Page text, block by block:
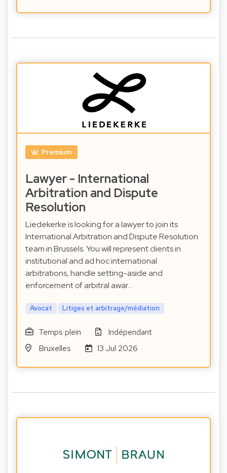
Premium
Lawyer - International
Arbitration and Dispute
Resolution
Liedekerke is looking for a lawyer to join its
International Arbitration and Dispute Resolution
team in Brussels. You will represent clients in
institutional and ad hoc international
arbitrations, handle setting-aside and
enforcement of arbitral awar…
Avocat Litiges et arbitrage/médiation
Temps plein
Indépendant
Bruxelles
13 Jul 2026